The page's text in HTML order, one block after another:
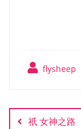
flysheep
章 祇 女神之路